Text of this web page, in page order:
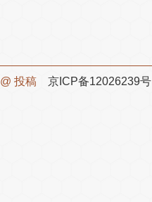
@ 投稿 京ICP备12026239号